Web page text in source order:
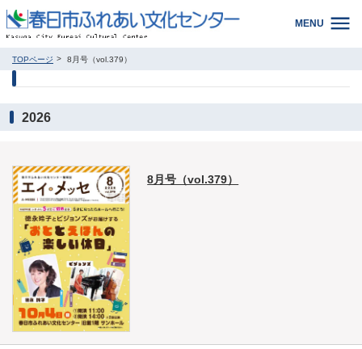
MENU
TOPページ 8月号（vol.379）
2026
8月号（vol.379）